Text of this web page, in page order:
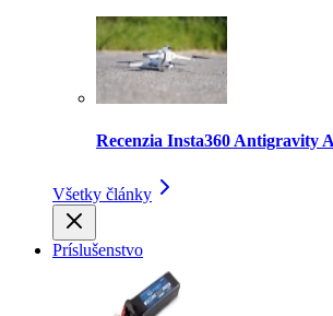
Recenzia Insta360 Antigravity
Všetky články
Príslušenstvo